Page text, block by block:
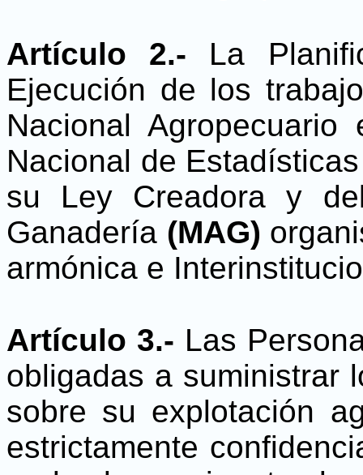
Artículo 2.- La
Ejecución de los
Nacional
Nacional de
su Ley Creadora y
Ganadería (MAG)
armónica e
Artículo 3.- Las
obligadas a suministrar
sobre su explotación
estrictamente